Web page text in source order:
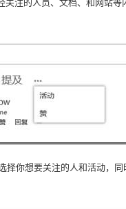
注的人员、文档、和网站等
择你想要关注的人和活动，同